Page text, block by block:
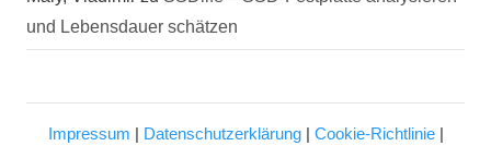
und Lebensdauer schätzen
Impressum Datenschutzerklärung| Cookie-Richtlinie|